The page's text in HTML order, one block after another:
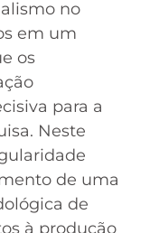
no
em um
os
para a
Neste
de uma
de
à produção